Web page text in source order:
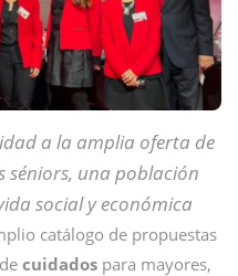
a la amplia oferta de
séniors, una población
social y económica
catálogo de propuestas
cuidados para mayores,